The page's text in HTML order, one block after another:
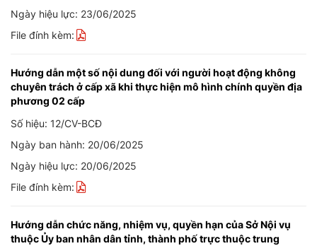
Ngày hiệu lực: 23/06/2025
File đính kèm:
Hướng dẫn một số nội dung đối với người hoạt động không
chuyên trách ở cấp xã khi thực hiện mô hình chính quyền địa
phương 02 cấp
Số hiệu: 12/CV-BCĐ
Ngày ban hành: 20/06/2025
Ngày hiệu lực: 20/06/2025
File đính kèm:
Hướng dẫn chức năng, nhiệm vụ, quyền hạn của Sở Nội vụ
thuộc Ủy ban nhân dân tỉnh, thành phố trực thuộc trung